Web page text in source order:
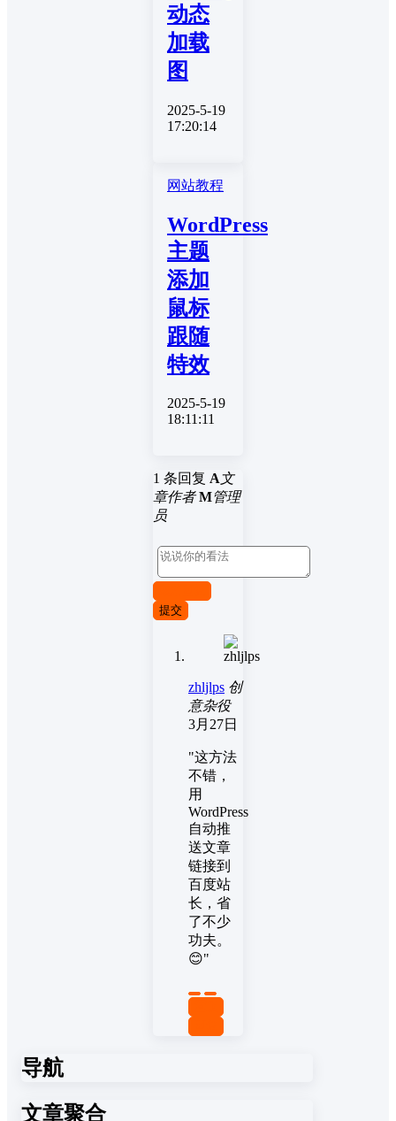
动态
加载
图
2025-5-19
17:20:14
网站教程
WordPress
主题
添加
鼠标
跟随
特效
2025-5-19
18:11:11
1 条回复 A文
章作者 M管理
员
提交
zhljlps 创
意杂役
3月27日
"这方法
不错，
用
WordPress
自动推
送文章
链接到
百度站
长，省
了不少
功夫。
😊"
导航
文章聚合